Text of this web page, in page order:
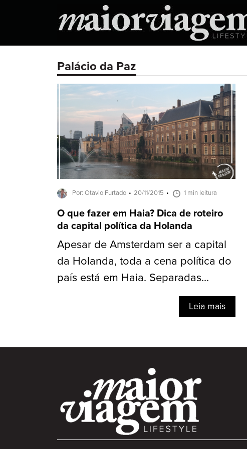
Palácio da Paz
Por: Otavio Furtado 20/11/2015 1 min leitura
O que fazer em Haia? Dica de roteiro
da capital política da Holanda
Apesar de Amsterdam ser a capital
da Holanda, toda a cena política do
país está em Haia. Separadas...
Leia mais